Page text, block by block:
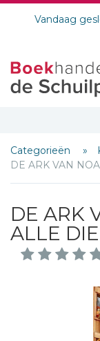
Vandaag
Categorieën
DE ARK VAN
DE ARK
ALLE